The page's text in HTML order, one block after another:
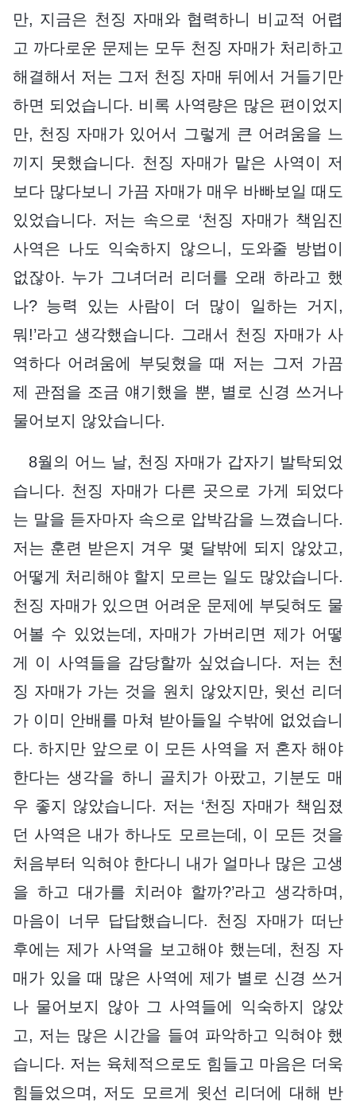
만, 지금은 천징 자매와 협력하니 비교적 어렵
고 까다로운 문제는 모두 천징 자매가 처리하고
해결해서 저는 그저 천징 자매 뒤에서 거들기만
하면 되었습니다. 비록 사역량은 많은 편이었지
만, 천징 자매가 있어서 그렇게 큰 어려움을 느
끼지 못했습니다. 천징 자매가 맡은 사역이 저
보다 많다보니 가끔 자매가 매우 바빠보일 때도
있었습니다. 저는 속으로 ‘천징 자매가 책임진
사역은 나도 익숙하지 않으니, 도와줄 방법이
없잖아. 누가 그녀더러 리더를 오래 하라고 했
나? 능력 있는 사람이 더 많이 일하는 거지,
뭐!’라고 생각했습니다. 그래서 천징 자매가 사
역하다 어려움에 부딪혔을 때 저는 그저 가끔
제 관점을 조금 얘기했을 뿐, 별로 신경 쓰거나
물어보지 않았습니다.
8월의 어느 날, 천징 자매가 갑자기 발탁되었
습니다. 천징 자매가 다른 곳으로 가게 되었다
는 말을 듣자마자 속으로 압박감을 느꼈습니다.
저는 훈련 받은지 겨우 몇 달밖에 되지 않았고,
어떻게 처리해야 할지 모르는 일도 많았습니다.
천징 자매가 있으면 어려운 문제에 부딪혀도 물
어볼 수 있었는데, 자매가 가버리면 제가 어떻
게 이 사역들을 감당할까 싶었습니다. 저는 천
징 자매가 가는 것을 원치 않았지만, 윗선 리더
가 이미 안배를 마쳐 받아들일 수밖에 없었습니
다. 하지만 앞으로 이 모든 사역을 저 혼자 해야
한다는 생각을 하니 골치가 아팠고, 기분도 매
우 좋지 않았습니다. 저는 ‘천징 자매가 책임졌
던 사역은 내가 하나도 모르는데, 이 모든 것을
처음부터 익혀야 한다니 내가 얼마나 많은 고생
을 하고 대가를 치러야 할까?’라고 생각하며,
마음이 너무 답답했습니다. 천징 자매가 떠난
후에는 제가 사역을 보고해야 했는데, 천징 자
매가 있을 때 많은 사역에 제가 별로 신경 쓰거
나 물어보지 않아 그 사역들에 익숙하지 않았
고, 저는 많은 시간을 들여 파악하고 익혀야 했
습니다. 저는 육체적으로도 힘들고 마음은 더욱
힘들었으며, 저도 모르게 윗선 리더에 대해 반